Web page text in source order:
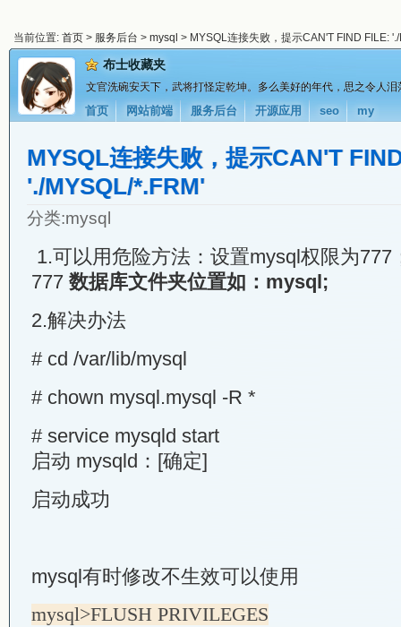
当前位置: 首页 > 服务后台 > mysql > MYSQL连接失败，提示CAN'T FIND FILE:
布士收藏夹
文官洗碗安天下，武将打怪定乾坤。多么美好的年代，思之令人泪
首页 网站前端 服务后台 开源应用 seo my
MYSQL连接失败，提示CAN'T
'./MYSQL/*.FRM'
分类:mysql
1.可以用危险方法：设置mysql权限为777
777 数据库文件夹位置如：mysql;
2.解决办法
# cd /var/lib/mysql
# chown mysql.mysql -R *
# service mysqld start
启动 mysqld：[确定]
启动成功
mysql有时修改不生效可以使用
mysql>FLUSH PRIVILEGES